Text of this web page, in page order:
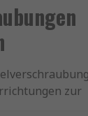
zur